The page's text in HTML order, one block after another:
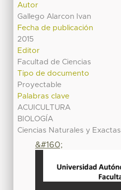
Autor
Gallego Alarcon Ivan
Fecha de publicación
2015
Editor
Facultad de Ciencias
Tipo de documento
Proyectable
Palabras clave
ACUICULTURA
BIOLOGÍA
Ciencias Naturales y Exactas
&#160;